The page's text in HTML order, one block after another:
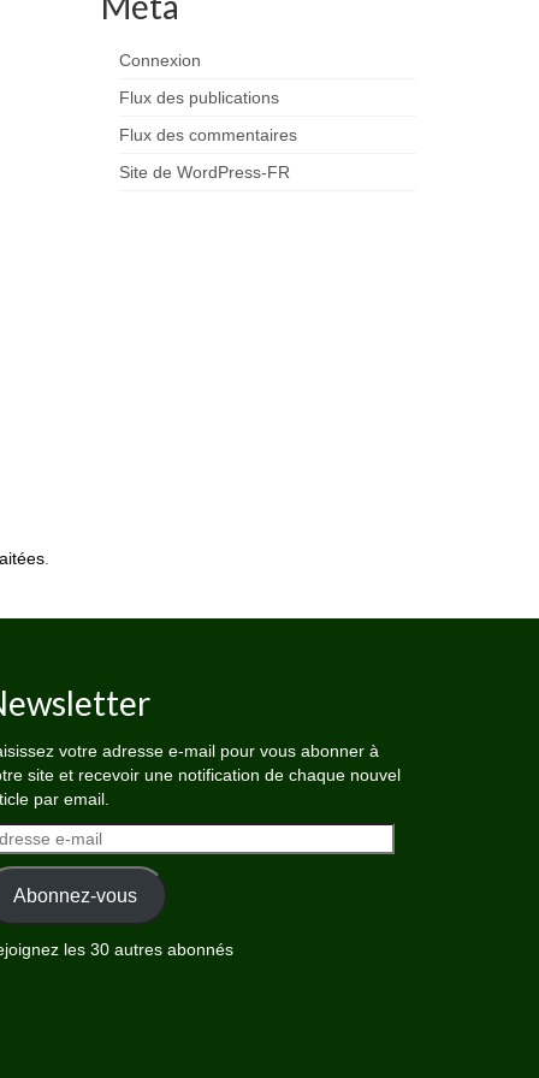
Connexion
Flux des publications
Flux des commentaires
Site de WordPress-FR
votre adresse e-mail pour vous abonner à
site et recevoir une notification de chaque nouvel
par email.
Abonnez-vous
les 30 autres abonnés